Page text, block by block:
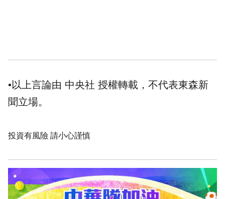
•以上言論由 中央社 授權轉載，不代表東森新
聞立場。
投資有風險 請小心謹慎